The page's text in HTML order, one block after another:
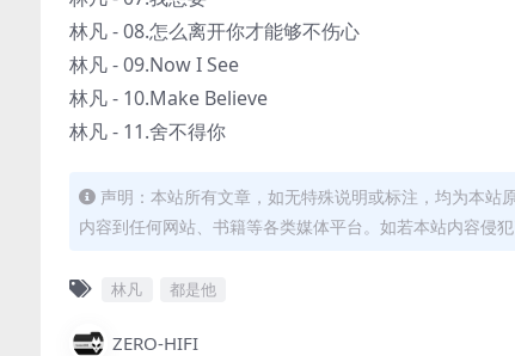
林凡 - 08.怎么离开你才能够不伤心
林凡 - 09.Now I See
林凡 - 10.Make Believe
林凡 - 11.舍不得你
声明：本站所有文章，如无特殊说明或标注，均为本
内容到任何网站、书籍等各类媒体平台。如若本站内容侵
林凡 都是他
ZERO-HIFI